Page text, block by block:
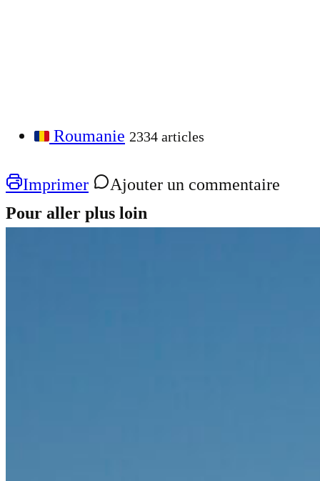
Roumanie 2334 articles
Imprimer
Ajouter un commentaire
Pour aller plus loin